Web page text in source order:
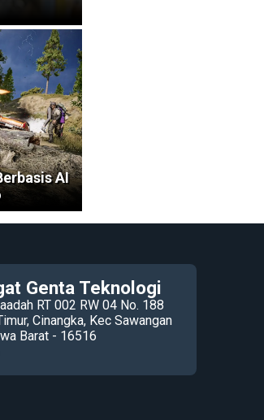
AI
Genta Teknologi
RT 002 RW 04 No. 188
Cinangka, Kec Sawangan
Barat - 16516